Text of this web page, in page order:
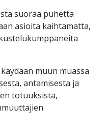
suoraa puhetta
asioita kaihtamatta,
muun muassa
antamisesta ja
totuuksista,